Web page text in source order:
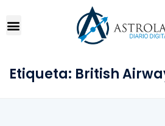
Etiqueta: British